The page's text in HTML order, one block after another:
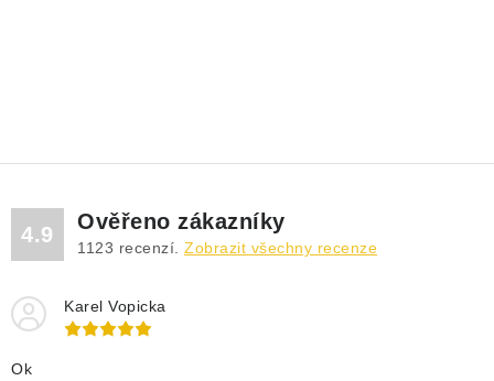
4.9
Ověřeno zákazníky
1123 recenzí. Zobrazit všechny recenze
Karel Vopicka
Ok